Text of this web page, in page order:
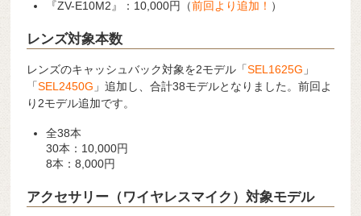
『ZV-E10M2』：10,000円（前回より追加！ ）
レンズ対象本数
レンズのキャッシュバック対象を2モデル「SEL1625G 」
「SEL2450G 」追加し、合計38モデルとなりました。前回よ
り2モデル追加です。
全38本
30本：10,000円
8本：8,000円
アクセサリー（ワイヤレスマイク）対象モデル